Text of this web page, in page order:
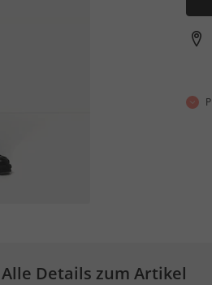
Alle Details zum Artikel